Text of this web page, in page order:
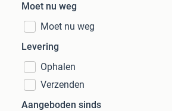
Moet nu weg
Moet nu weg
Levering
Ophalen
Verzenden
Aangeboden sinds